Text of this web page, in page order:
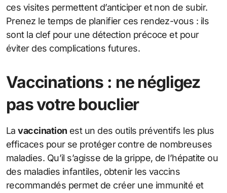
ces visites permettent d’anticiper et non de subir.
Prenez le temps de planifier ces rendez-vous : ils
sont la clef pour une détection précoce et pour
éviter des complications futures.
Vaccinations : ne négligez
pas votre bouclier
Lavaccination est un des outils préventifs les plus
efficaces pour se protéger contre de nombreuses
maladies. Qu’il s’agisse de la grippe, de l’hépatite ou
des maladies infantiles, obtenir les vaccins
recommandés permet de créer une immunité et